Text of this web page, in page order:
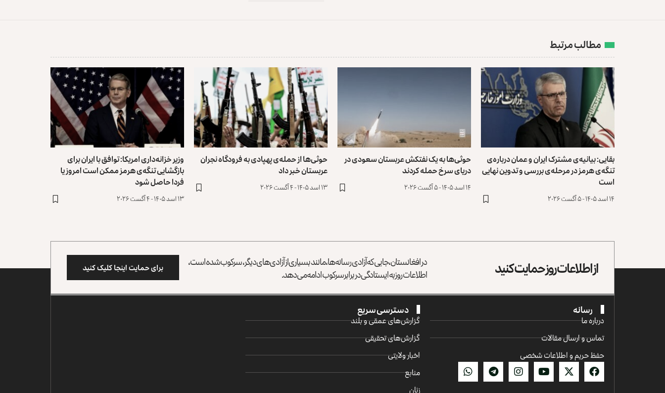
مطالب مرتبط
بقایی: بیانیه‌ی مشترک ایران و عمان درباره‌ی
تنگه‌ی هرمز در مرحله‌ی بررسی و تدوین نهایی
است
۱۴ اسد ۱۴۰۵ - ۵ آگست ۲۰۲۶
حوثی‌ها به یک نفتکش عربستان سعودی در
دریای سرخ حمله کردند
۱۴ اسد ۱۴۰۵ - ۵ آگست ۲۰۲۶
حوثی‌ها از حمله‌ی پهپادی به فرودگاه نجران
عربستان خبر داد
۱۳ اسد ۱۴۰۵ - ۴ آگست ۲۰۲۶
وزیر خزانه‌داری امریکا: توافق با ایران برای
بازگشایی تنگه‌ی هرمز ممکن است امروز یا
فردا حاصل شود
۱۳ اسد ۱۴۰۵ - ۴ آگست ۲۰۲۶
از اطلاعات روز حمایت کنید در افغانستان، جایی که آزادی رسانه‌ها، مانند بسیاری از آزادی‌های دیگر، سرکوب شده است،
اطلاعات روز به ایستادگی در برابر سرکوب ادامه می‌دهد. برای حمایت اینجا کلیک کنید
رسانه
درباره ما
تماس و ارسال مقالات
حفظ حریم و اطلاعات شخصی
دسترسی سریع
گزارش‌‌های عمقی و بلند
گزارش‌های تحقیقی
اخبار ولایتی
منابع
زنان